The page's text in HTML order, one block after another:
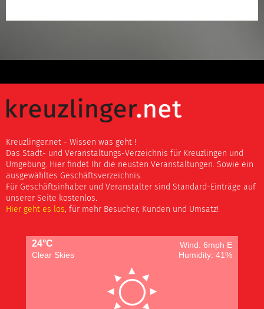
Kreuzlinger.net - Wissen was geht !
Das Stadt- und Veranstaltungs-Verzeichnis für Kreuzlingen und
Umgebung. Hier findet Ihr die neusten Veranstaltungen. Sowie ein
ausgewähltes Geschäftsverzeichnis.
Für Geschäftsinhaber und Veranstalter sind Standard-Einträge auf
unserer Seite kostenlos.
Hier geht es los, für mehr Besucher, Kunden und Umsatz!
24°C
Wind: 6mph E
Clear Skies
Humidity: 41%